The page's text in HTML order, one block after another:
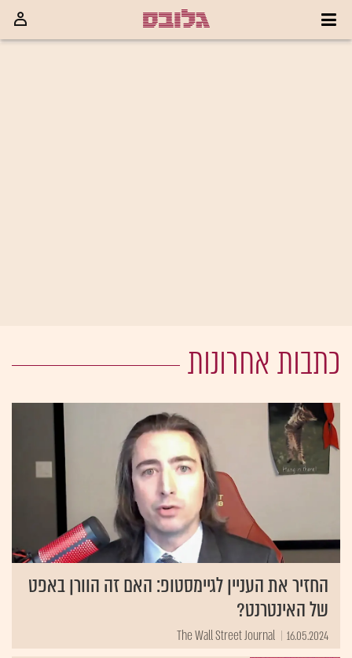
כתבות אחרונות
החזיר את העניין לגיימסטופ: האם זה הוורן באפט
של האינטרנט?
16.05.2024
The Wall Street Journal